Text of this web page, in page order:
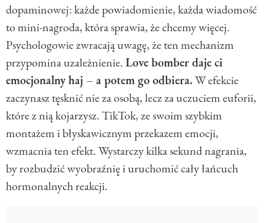
dopaminowej: każde powiadomienie, każda wiadomość
to mini-nagroda, która sprawia, że chcemy więcej.
Psychologowie zwracają uwagę, że ten mechanizm
przypomina uzależnienie.Love bomber daje ci
emocjonalny haj – a potem go odbiera.W efekcie
zaczynasz tęsknić nie za osobą, lecz za uczuciem euforii,
które z nią kojarzysz. TikTok, ze swoim szybkim
montażem i błyskawicznym przekazem emocji,
wzmacnia ten efekt. Wystarczy kilka sekund nagrania,
by rozbudzić wyobraźnię i uruchomić cały łańcuch
hormonalnych reakcji.